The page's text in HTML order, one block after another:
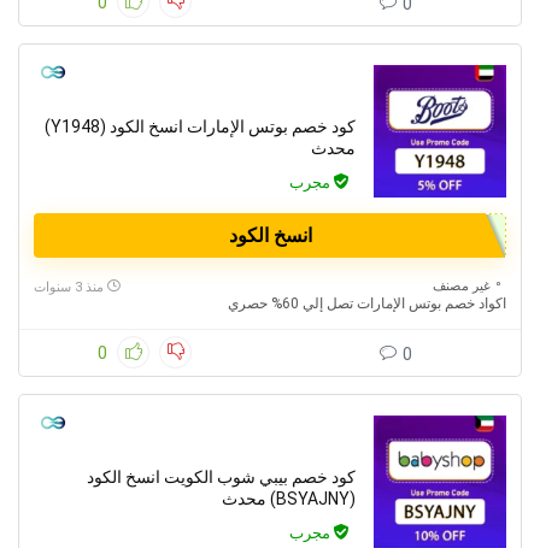
كود خصم بوتس الإمارات انسخ الكود (Y1948)
محدث
مجرب
انسخ الكود
غير مصنف
اكواد خصم بوتس الإمارات تصل إلي 60% حصري
منذ 3 سنوات
0 0
كود خصم بيبي شوب الكويت انسخ الكود
(BSYAJNY) محدث
مجرب